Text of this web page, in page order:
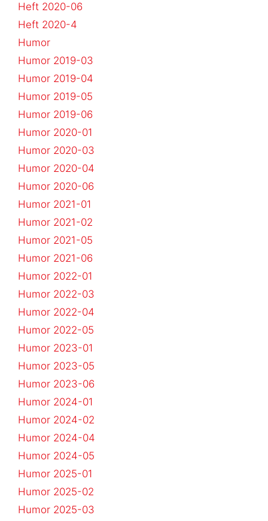
Heft 2020-06
Heft 2020-4
Humor
Humor 2019-03
Humor 2019-04
Humor 2019-05
Humor 2019-06
Humor 2020-01
Humor 2020-03
Humor 2020-04
Humor 2020-06
Humor 2021-01
Humor 2021-02
Humor 2021-05
Humor 2021-06
Humor 2022-01
Humor 2022-03
Humor 2022-04
Humor 2022-05
Humor 2023-01
Humor 2023-05
Humor 2023-06
Humor 2024-01
Humor 2024-02
Humor 2024-04
Humor 2024-05
Humor 2025-01
Humor 2025-02
Humor 2025-03